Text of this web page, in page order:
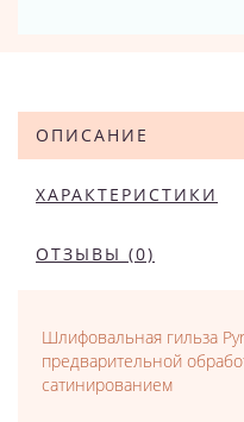
ОПИСАНИЕ
ХАРАКТЕРИСТИКИ
ОТЗЫВЫ (0)
Шлифовальная гильза
предварительной
сатинированием